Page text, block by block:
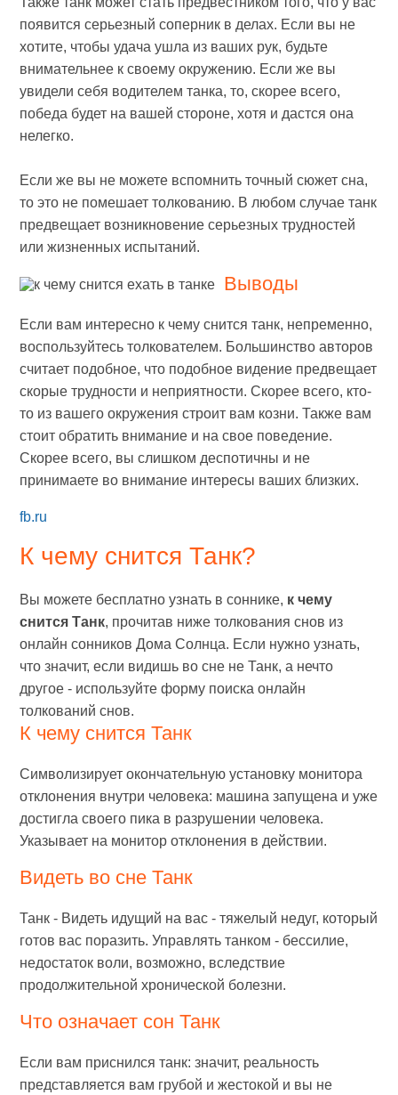
появится серьезный соперник в делах. Если вы не
хотите, чтобы удача ушла из ваших рук, будьте
внимательнее к своему окружению. Если же вы
увидели себя водителем танка, то, скорее всего,
победа будет на вашей стороне, хотя и дастся она
нелегко.
Если же вы не можете вспомнить точный сюжет сна,
то это не помешает толкованию. В любом случае танк
предвещает возникновение серьезных трудностей
или жизненных испытаний.
Выводы
Если вам интересно к чему снится танк, непременно,
воспользуйтесь толкователем. Большинство авторов
считает подобное, что подобное видение предвещает
скорые трудности и неприятности. Скорее всего, кто-
то из вашего окружения строит вам козни. Также вам
стоит обратить внимание и на свое поведение.
Скорее всего, вы слишком деспотичны и не
принимаете во внимание интересы ваших близких.
fb.ru
К чему снится Танк?
Вы можете бесплатно узнать в соннике, к чему
снится Танк, прочитав ниже толкования снов из
онлайн сонников Дома Солнца. Если нужно узнать,
что значит, если видишь во сне не Танк, а нечто
другое - используйте форму поиска онлайн
толкований снов.
К чему снится Танк
Символизирует окончательную установку монитора
отклонения внутри человека: машина запущена и уже
достигла своего пика в разрушении человека.
Указывает на монитор отклонения в действии.
Видеть во сне Танк
Танк - Видеть идущий на вас - тяжелый недуг, который
готов вас поразить. Управлять танком - бессилие,
недостаток воли, возможно, вследствие
продолжительной хронической болезни.
Что означает сон Танк
Если вам приснился танк: значит, реальность
представляется вам грубой и жестокой и вы не